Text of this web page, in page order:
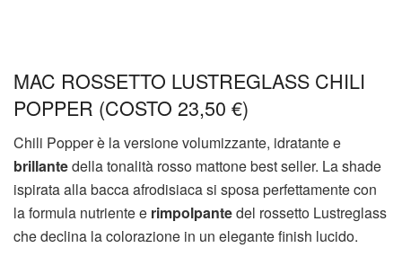
MAC ROSSETTO LUSTREGLASS CHILI
POPPER (COSTO 23,50 €)
Chili Popper è la versione volumizzante, idratante e
brillantedella tonalità rosso mattone best seller. La shade
ispirata alla bacca afrodisiaca si sposa perfettamente con
la formula nutriente e rimpolpantedel rossetto Lustreglass
che declina la colorazione in un elegante finish lucido.